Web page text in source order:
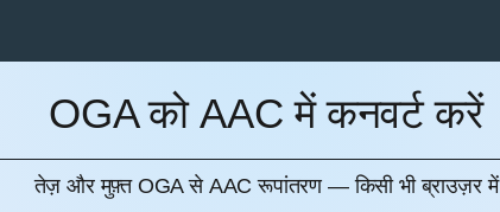
OGA को AAC में कनवर्ट करें
तेज़ और मुफ़्त OGA से AAC रूपांतरण — किसी भी ब्राउज़र में